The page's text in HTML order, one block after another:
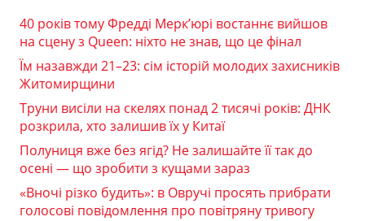
40 років тому Фредді Мерк’юрі востаннє вийшов
на сцену з Queen: ніхто не знав, що це фінал
Їм назавжди 21–23: сім історій молодих захисників
Житомирщини
Труни висіли на скелях понад 2 тисячі років: ДНК
розкрила, хто залишив їх у Китаї
Полуниця вже без ягід? Не залишайте її так до
осені — що зробити з кущами зараз
«Вночі різко будить»: в Овручі просять прибрати
голосові повідомлення про повітряну тривогу